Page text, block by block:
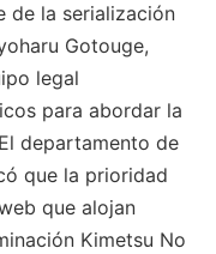
de la serialización
Gotouge,
legal
para abordar la
departamento de
que la prioridad
que alojan
Kimetsu No